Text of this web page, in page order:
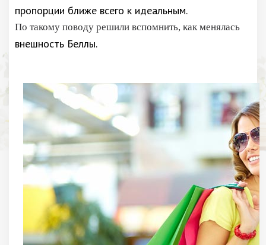
пропорции ближе всего к идеальным.
По такому поводу решили вспомнить, как менялась
внешность Беллы.